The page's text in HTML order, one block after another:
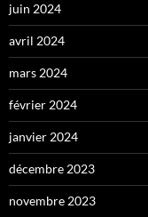
juin 2024
avril 2024
mars 2024
février 2024
janvier 2024
décembre 2023
novembre 2023